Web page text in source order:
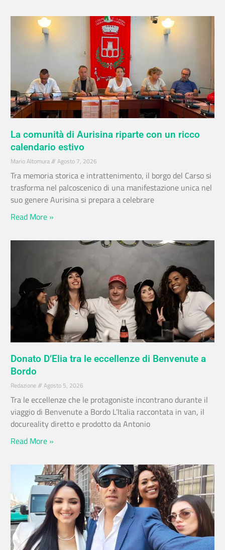
La comunità di Aurisina riparte con un ricco
calendario estivo
Mario Altomura Agosto 7, 2026
Tra memoria storica e intrattenimento, il borgo del Carso si
trasforma nel palcoscenico di una manifestazione unica nel
suo genere Aurisina si prepara a celebrare
Read More »
Donato D’Elia tra le eccellenze di Benvenute a
Bordo
Redazione Agosto 5, 2026
Tra le eccellenze che le protagoniste incontrano durante il
viaggio di Benvenute a Bordo L’Italia raccontata in van, il
docureality diretto e prodotto da Antonio
Read More »